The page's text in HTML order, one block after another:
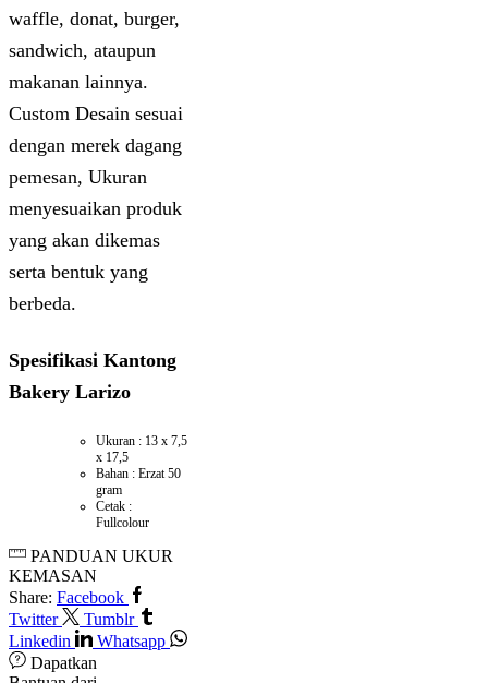
waffle, donat, burger,
sandwich, ataupun
makanan lainnya.
Custom Desain sesuai
dengan merek dagang
pemesan, Ukuran
menyesuaikan produk
yang akan dikemas
serta bentuk yang
berbeda.
Spesifikasi Kantong
Bakery Larizo
Ukuran : 13 x 7,5
x 17,5
Bahan : Erzat 50
gram
Cetak :
Fullcolour
PANDUAN UKUR
KEMASAN
Share: Facebook
Twitter
Tumblr
Linkedin
Whatsapp
Dapatkan